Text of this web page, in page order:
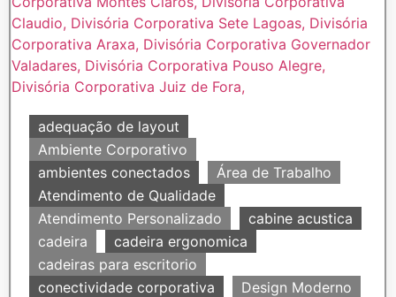
adequação de layout
Ambiente Corporativo
ambientes conectados
Área de Trabalho
Atendimento de Qualidade
Atendimento Personalizado
cabine acustica
cadeira
cadeira ergonomica
cadeiras para escritorio
conectividade corporativa
Design Moderno